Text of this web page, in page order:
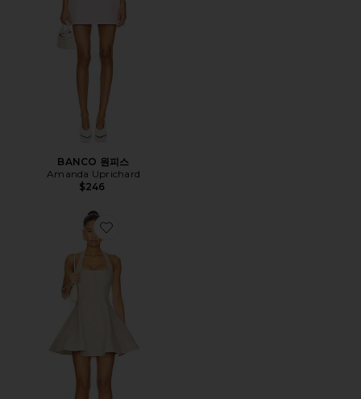
BANCO 원피스
Amanda Uprichard
$246
Favorite CASSIA 원피스